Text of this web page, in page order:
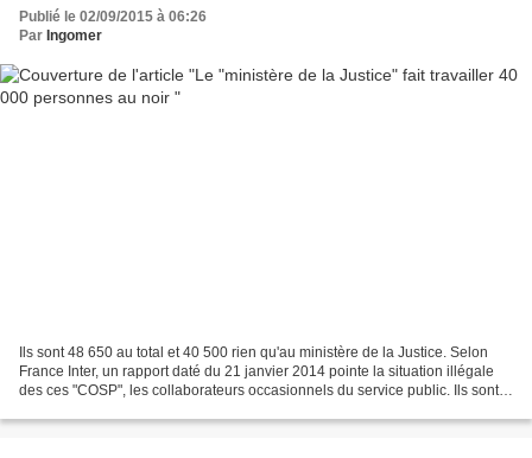
Publié le 02/09/2015 à 06:26
Par Ingomer
Ils sont 48 650 au total et 40 500 rien qu'au ministère de la Justice. Selon
France Inter, un rapport daté du 21 janvier 2014 pointe la situation illégale
des ces "COSP", les collaborateurs occasionnels du service public. Ils sont